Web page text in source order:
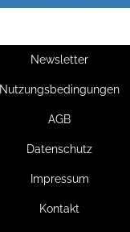
Newsletter
Nutzungsbedingungen
AGB
Datenschutz
Impressum
Kontakt